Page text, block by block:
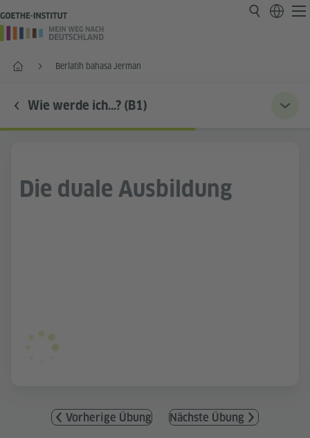
Start Berlatih bahasa Jerman
Wie werde ich…? (B1)
Die duale Ausbildung
Vorherige Übung Nächste Übung